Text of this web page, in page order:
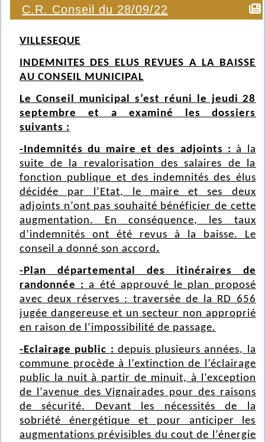
C.R. Conseil du 28/09/22
VILLESEQUE
INDEMNITES DES ELUS REVUES A LA BAISSE
AU CONSEIL MUNICIPAL
Le Conseil municipal s’est réuni le jeudi 28
septembre et a examiné les dossiers
suivants :
-Indemnités du maire et des adjoints :à la
suite de la revalorisation des salaires de la
fonction publique et des indemnités des élus
décidée par l’Etat, le maire et ses deux
adjoints n’ont pas souhaité bénéficier de cette
augmentation. En conséquence, les taux
d’indemnités ont été revus à la baisse. Le
conseil a donné son accord.
-Plan départemental des itinéraires de
randonnée :a été approuvé le plan proposé
avec deux réserves : traversée de la RD 656
jugée dangereuse et un secteur non approprié
en raison de l’impossibilité de passage.
-Eclairage public :depuis plusieurs années, la
commune procède à l’extinction de l’éclairage
public la nuit à partir de minuit, à l’exception
de l’avenue des Vignairades pour des raisons
de sécurité. Devant les nécessités de la
sobriété énergétique et pour anticiper les
augmentations prévisibles du cout de l’énergie